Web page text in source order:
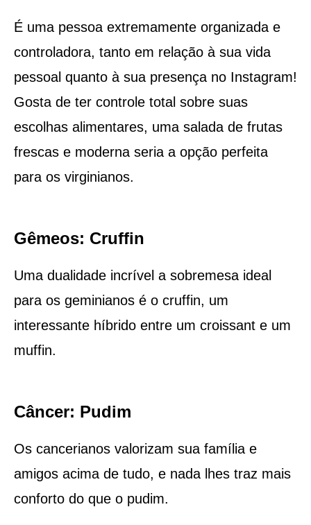
É uma pessoa extremamente organizada e
controladora, tanto em relação à sua vida
pessoal quanto à sua presença no Instagram!
Gosta de ter controle total sobre suas
escolhas alimentares, uma salada de frutas
frescas e moderna seria a opção perfeita
para os virginianos.
Gêmeos: Cruffin
Uma dualidade incrível a sobremesa ideal
para os geminianos é o cruffin, um
interessante híbrido entre um croissant e um
muffin.
Câncer: Pudim
Os cancerianos valorizam sua família e
amigos acima de tudo, e nada lhes traz mais
conforto do que o pudim.